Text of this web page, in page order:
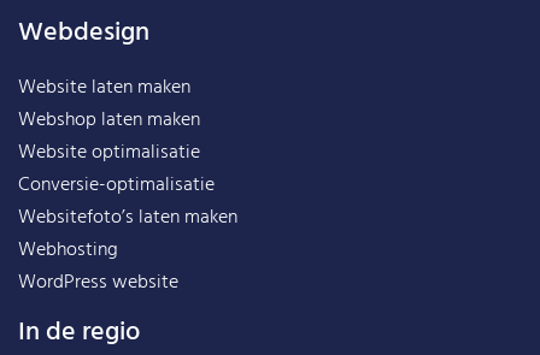
Webdesign
Website laten maken
Webshop laten maken
Website optimalisatie
Conversie-optimalisatie
Websitefoto’s laten maken
Webhosting
WordPress website
In de regio